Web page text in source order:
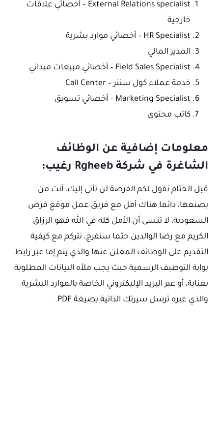
External Relations specialist – أخصائي علاقات
خارجية
HR Specialist – أخصائي موارد بشرية
المدير المالي
Field Sales Specialist – أخصائي مبيعات ميداني
خدمة عملاء كول سنتر – Call Center
Marketing Specialist – أخصائي تسويق
كاتب محتوى
معلومات إضافية عن الوظائف
الشاغرة في شركة Rgheeb رغيب:
قبل الختام نقول لكم الفرصة لن تأتي إليك، أنت من
يصنعها، دائما هناك أمل مع فريق عمل موقع فرص
السعودية، لا تنسى أن الأمل كله في الله فهو الرزاق
الكريم مع رضا الوالدين حتما ستفرج، نتركم مع كيفية
التقديم على الوظائف المعلن عنها والذي يتم إما عبر رابط
بوابة التوظيف الرسمية حيث يجب ملأه البيانات المطلوبة
بعناية، أو عبر البريد الإليكتروني الخاصة بالموارد البشرية
والذي عبره ترسل سيرتك الذاتية بصيغة PDF.